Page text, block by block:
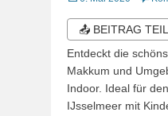
📤 BEITRAG
Entdeckt die
Makkum und
Indoor. Ideal für
IJsselmeer mit